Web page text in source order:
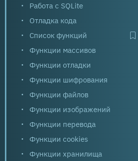
Работа с SQLite
Отладка кода
Список функций
Функции массивов
Функции отладки
Функции шифрования
Функции файлов
Функции изображений
Функции перевода
Функции cookies
Функции хранилища